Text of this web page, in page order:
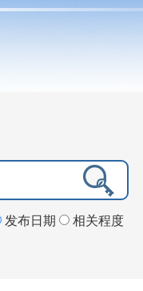
发布日期 相关程度